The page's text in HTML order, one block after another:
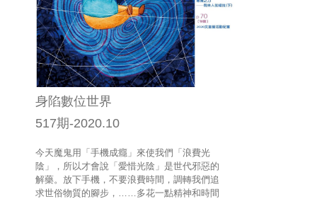
身陷數位世界
517期-2020.10
今天魔鬼用「手機成癮」來使我們「浪費光
陰」，所以才會說「愛惜光陰」是世代邪惡的
解藥。放下手機，不要浪費時間，調轉我們追
求世俗物質的腳步，……多花一點精神和時間